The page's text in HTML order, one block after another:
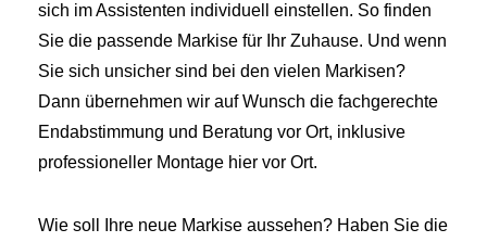
sich im Assistenten individuell einstellen. So finden
Sie die passende Markise für Ihr Zuhause. Und wenn
Sie sich unsicher sind bei den vielen Markisen?
Dann übernehmen wir auf Wunsch die fachgerechte
Endabstimmung und Beratung vor Ort, inklusive
professioneller Montage hier vor Ort.
Wie soll Ihre neue Markise aussehen? Haben Sie die